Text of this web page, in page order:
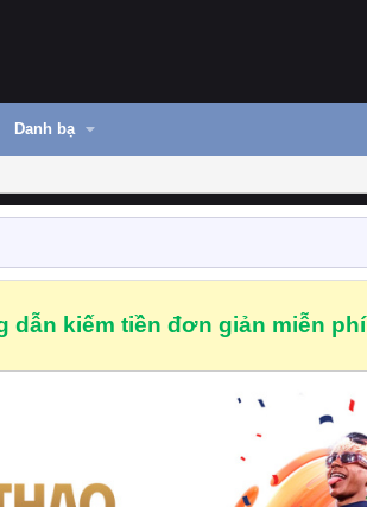
Danh bạ
dẫn kiếm tiền đơn giản miễn phí